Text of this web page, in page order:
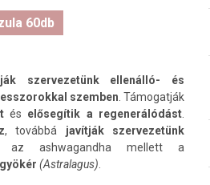
60db
szervezetünk ellenálló- és
szemben . Támogatják
és elősegítik a regenerálódást
, továbbá javítják szervezetünk
az ashwagandha mellett a
(Astralagus)